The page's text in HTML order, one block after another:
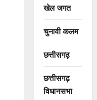
खेल जगत
चुनावी कलम
छत्तीसगढ़
छत्तीसगढ़
विधानसभा